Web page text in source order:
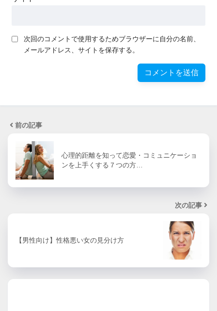
次回のコメントで使用するためブラウザーに自分の名前、
メールアドレス、サイトを保存する。
前の記事
心理的距離を知って恋愛・コミュニケーショ
ンを上手くする７つの方…
次の記事
【男性向け】性格悪い女の見分け方